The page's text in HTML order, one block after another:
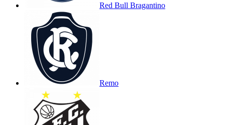
Red Bull Bragantino
Remo